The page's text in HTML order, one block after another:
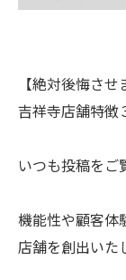
【絶対後悔させ
吉祥寺店舗特徴
いつも投稿をご
機能性や顧客体
店舗を創出いた